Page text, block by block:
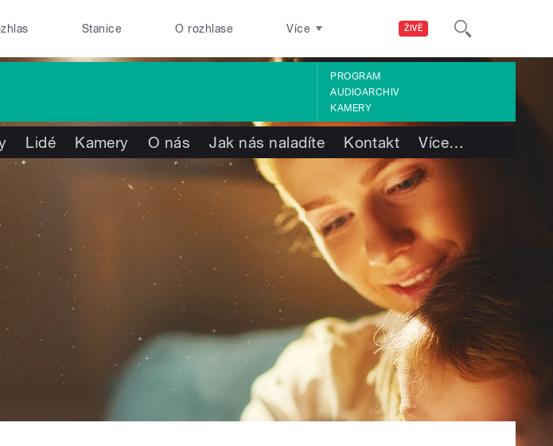
ŽIVĚ
Stanice O rozhlase Více
PROGRAM
AUDIOARCHIV
KAMERY
Lidé Kamery O nás Jak nás naladíte Kontakt Více…